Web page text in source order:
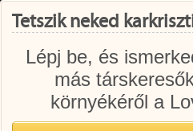
Tetszik neked
Lépj be, és
más
környékéről a